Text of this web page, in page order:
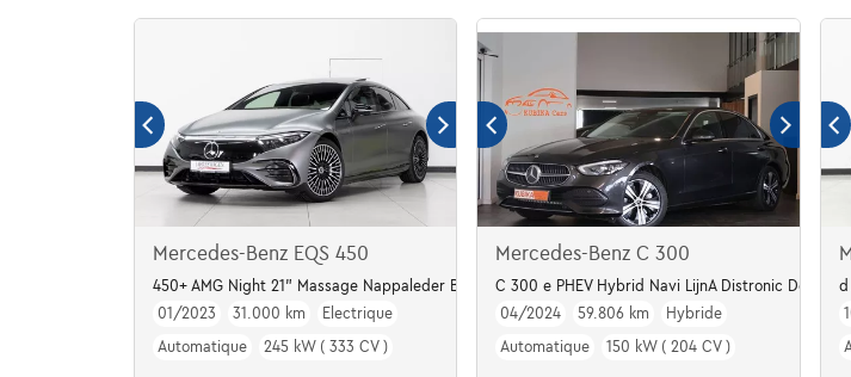
Mercedes-Benz EQS 450
450+ AMG Night 21" Massage Nappaleder Burmester
01/2023
31.000 km
Electrique
Automatique
245 kW ( 333 CV )
Mercedes-Benz C 300
C 300 e PHEV Hybrid Navi LijnA Distronic
04/2024
59.806 km
Hybride
Automatique
150 kW ( 204 CV )
d